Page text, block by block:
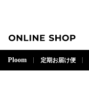
Ploom 定期お届け便